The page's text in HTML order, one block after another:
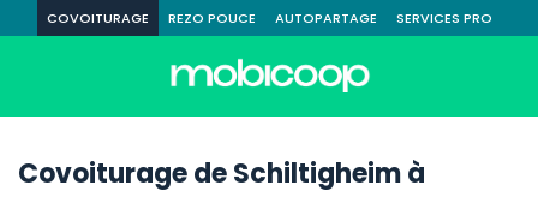
COVOITURAGE REZO POUCE AUTOPARTAGE SERVICES PRO
Covoiturage de Schiltigheim à